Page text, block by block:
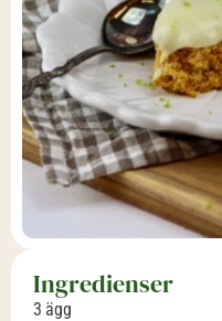
Ingredienser
3 ägg